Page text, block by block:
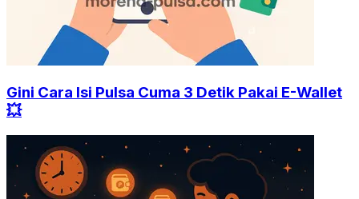
Gini Cara Isi Pulsa Cuma 3 Detik Pakai E-Wallet
💥